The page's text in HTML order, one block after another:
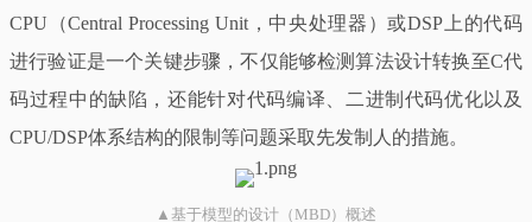
CPU（Central Processing Unit，中央处理器）或DSP上的代码
进行验证是一个关键步骤，不仅能够检测算法设计转换至C代
码过程中的缺陷，还能针对代码编译、二进制代码优化以及
CPU/DSP体系结构的限制等问题采取先发制人的措施。
▲基于模型的设计（MBD）概述